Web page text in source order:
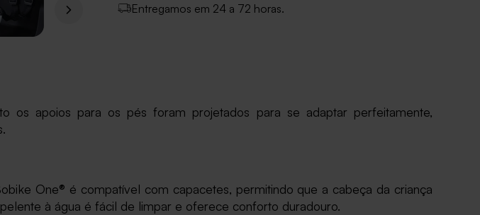
Entregamos em 24 a 72 horas.
os apoios para os pés foram projetados para se adaptar perfeitamente,
One® é compatível com capacetes, permitindo que a cabeça da criança
à água é fácil de limpar e oferece conforto duradouro.